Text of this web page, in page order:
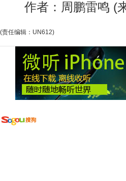
作者：周鹏雷鸣 (来
(责任编辑：UN612)